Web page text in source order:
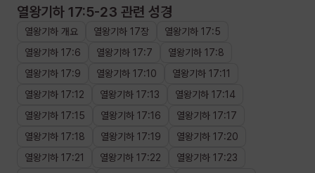
열왕기하 17:5-23 관련 성경
열왕기하 개요 열왕기하 17장 열왕기하 17:5
열왕기하 17:6 열왕기하 17:7 열왕기하 17:8
열왕기하 17:9 열왕기하 17:10 열왕기하 17:11
열왕기하 17:12 열왕기하 17:13 열왕기하 17:14
열왕기하 17:15 열왕기하 17:16 열왕기하 17:17
열왕기하 17:18 열왕기하 17:19 열왕기하 17:20
열왕기하 17:21 열왕기하 17:22 열왕기하 17:23